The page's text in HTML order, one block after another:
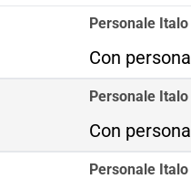
Personale
Con
Personale
Con
Personale